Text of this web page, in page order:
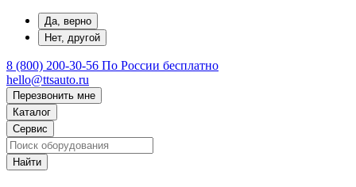
Да, верно
Нет, другой
8 (800) 200-30-56 По России бесплатно
hello@ttsauto.ru
Перезвонить мне
Каталог
Сервис